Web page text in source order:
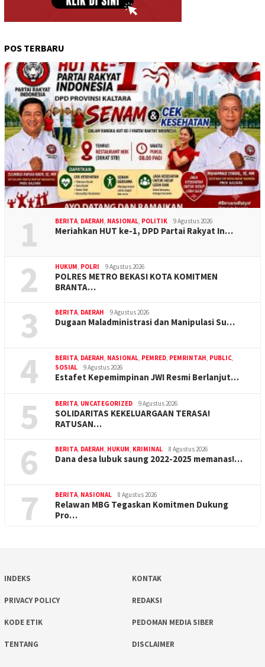
POS TERBARU
1 BERITA, DAERAH, NASIONAL, POLITIK 9 Agustus 2026
Meriahkan HUT ke-1, DPD Partai Rakyat In…
2 HUKUM, POLRI 9 Agustus 2026
POLRES METRO BEKASI KOTA KOMITMEN
BRANTA…
3 BERITA, DAERAH 9 Agustus 2026
Dugaan Maladministrasi dan Manipulasi Su…
4 BERITA, DAERAH, NASIONAL, PEMRED, PEMRINTAH, PUBLIC,
SOSIAL
9 Agustus 2026
Estafet Kepemimpinan JWI Resmi Berlanjut…
5 BERITA, UNCATEGORIZED 9 Agustus 2026
SOLIDARITAS KEKELUARGAAN TERASA!
RATUSAN…
6 BERITA, DAERAH, HUKUM, KRIMINAL 8 Agustus 2026
Dana desa lubuk saung 2022-2025 memanas!…
7 BERITA, NASIONAL 8 Agustus 2026
Relawan MBG Tegaskan Komitmen Dukung
Pro…
INDEKS KONTAK
PRIVACY POLICY REDAKSI
KODE ETIK PEDOMAN MEDIA SIBER
TENTANG DISCLAIMER